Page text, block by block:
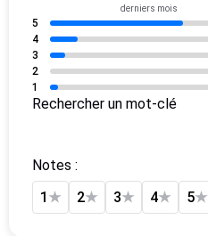
derniers mois
5
4
3
2
1
Rechercher un mot-clé
Notes :
1 ★ 2★ 3★ 4★ 5★